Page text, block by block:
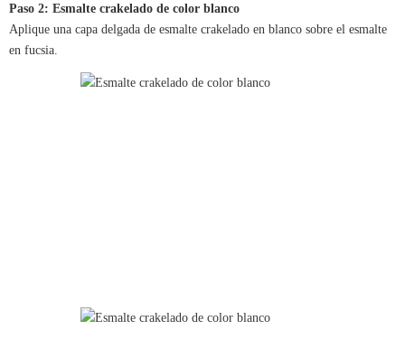
Paso 2: Esmalte crakelado de color blanco
Aplique una capa delgada de esmalte crakelado en blanco sobre el esmalte
en fucsia.